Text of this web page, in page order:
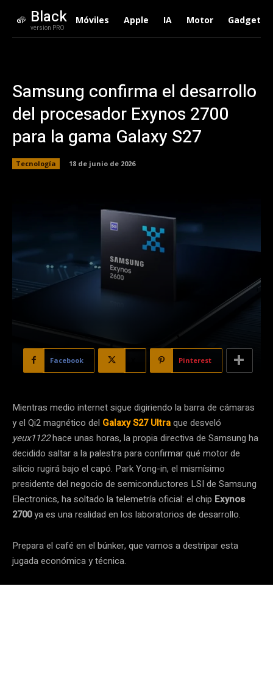
Black
version PRO
Móviles Apple IA Motor Gadgets
Samsung confirma el desarrollo
del procesador Exynos 2700
para la gama Galaxy S27
Tecnología 18 de junio de 2026
Facebook Pinterest
Mientras medio internet sigue digiriendo la barra de cámaras
y el Qi2 magnético del Galaxy S27 Ultraque desveló
yeux1122hace unas horas, la propia directiva de Samsung ha
decidido saltar a la palestra para confirmar qué motor de
silicio rugirá bajo el capó. Park Yong-in, el mismísimo
presidente del negocio de semiconductores LSI de Samsung
Electronics, ha soltado la telemetría oficial: el chip Exynos
2700ya es una realidad en los laboratorios de desarrollo.
Prepara el café en el búnker, que vamos a destripar esta
jugada económica y técnica.